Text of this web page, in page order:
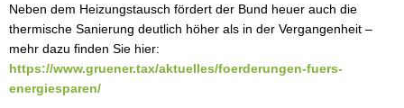
Neben dem Heizungstausch fördert der Bund heuer auch die
thermische Sanierung deutlich höher als in der Vergangenheit –
mehr dazu finden Sie hier:
https://www.gruener.tax/aktuelles/foerderungen-fuers-
energiesparen/